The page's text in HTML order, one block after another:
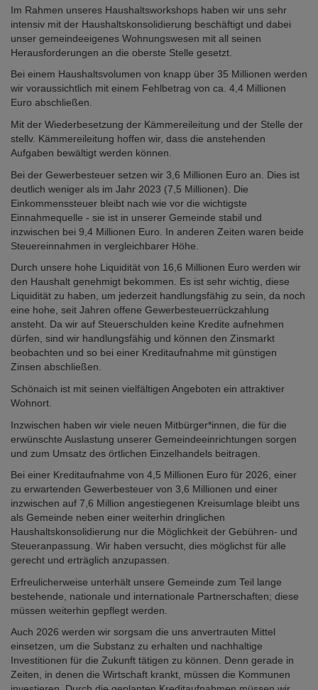
Im Rahmen unseres Haushaltsworkshops haben wir uns sehr
intensiv mit der Haushaltskonsolidierung beschäftigt und dabei
unser gemeindeeigenes Wohnungswesen mit all seinen
Herausforderungen an die oberste Stelle gesetzt.
Bei einem Haushaltsvolumen von knapp über 35 Millionen werden
wir voraussichtlich mit einem Fehlbetrag von ca. 4,4 Millionen
Euro abschließen.
Mit der Wiederbesetzung der Kämmereileitung und der Stelle der
stellv. Kämmereileitung hoffen wir, dass die anstehenden
Aufgaben bewältigt werden können.
Bei der Gewerbesteuer setzen wir 3,6 Millionen Euro an. Dies ist
deutlich weniger als im Jahr 2023 (7,5 Millionen). Die
Einkommenssteuer bleibt nach wie vor die wichtigste
Einnahmequelle - sie ist in unserer Gemeinde stabil und
inzwischen bei 9,4 Millionen Euro. In anderen Zeiten waren beide
Steuereinnahmen in vergleichbarer Höhe.
Durch unsere hohe Liquidität von 16,6 Millionen Euro werden wir
den Haushalt genehmigt bekommen. Es ist sehr wichtig, diese
Liquidität zu haben, um jederzeit handlungsfähig zu sein, da noch
eine hohe, seit Jahren offene Gewerbesteuerrückzahlung
ansteht. Da wir auf Steuerschulden keine Kredite aufnehmen
dürfen, sind wir handlungsfähig und können den Zinsmarkt
beobachten und so bei einer Kreditaufnahme mit günstigen
Zinsen abschließen.
Schönaich ist mit seinen vielfältigen Angeboten ein attraktiver
Wohnort.
Inzwischen haben wir viele neuen Mitbürger*innen, die für die
erwünschte Auslastung unserer Gemeindeeinrichtungen sorgen
und zum Umsatz des örtlichen Einzelhandels beitragen.
Bei einer Kreditaufnahme von 4,5 Millionen Euro für 2026, einer
zu erwartenden Gewerbesteuer von 3,6 Millionen und einer
inzwischen auf 7,6 Million angestiegenen Kreisumlage bleibt uns
als Gemeinde neben einer weiterhin dringlichen
Haushaltskonsolidierung nur die Möglichkeit der Gebühren- und
Steueranpassung. Wir haben versucht, dies möglichst für alle
gerecht und erträglich anzupassen.
Erfreulicherweise unterhält unsere Gemeinde zum Teil lange
bestehende, nationale und internationale Partnerschaften; diese
müssen weiterhin gepflegt werden.
Auch 2026 werden wir sorgsam die uns anvertrauten Mittel
einsetzen, um die Substanz zu erhalten und nachhaltige
Investitionen für die Zukunft tätigen zu können. Denn gerade in
Zeiten, in denen die Wirtschaft krankt, müssen die Kommunen